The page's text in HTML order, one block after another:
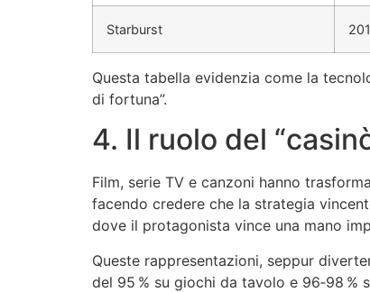
Starburst
Questa tabella evidenzia come la
di fortuna”.
4. Il ruolo del
Film, serie TV e canzoni hanno
facendo credere che la strategia
dove il protagonista vince una mano
Queste rappresentazioni, seppur
del 95 % su giochi da tavolo e 96‑98